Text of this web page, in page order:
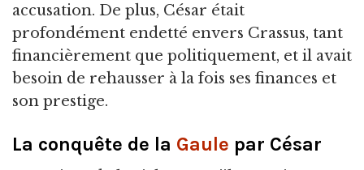
accusation. De plus, César était
profondément endetté envers Crassus, tant
financièrement que politiquement, et il avait
besoin de rehausser à la fois ses finances et
son prestige.
La conquête de la Gaule par César